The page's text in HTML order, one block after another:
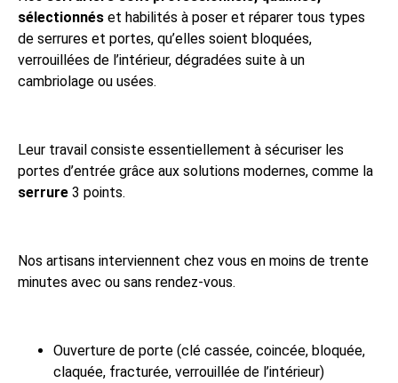
sélectionnés et habilités à poser et réparer tous types
de serrures et portes, qu’elles soient bloquées,
verrouillées de l’intérieur, dégradées suite à un
cambriolage ou usées.
Leur travail consiste essentiellement à sécuriser les
portes d’entrée grâce aux solutions modernes, comme la
serrure 3 points.
Nos artisans interviennent chez vous en moins de trente
minutes avec ou sans rendez-vous.
Ouverture de porte (clé cassée, coincée, bloquée,
claquée, fracturée, verrouillée de l’intérieur)